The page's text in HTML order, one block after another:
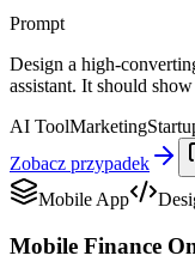
Prompt
Design a high-
assistant. It should
AI ToolMarketing
Zobacz przypadek
Mobile App
Mobile Finance